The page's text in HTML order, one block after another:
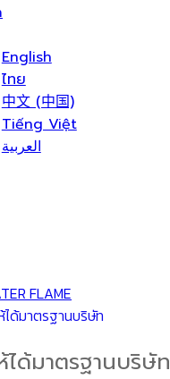
English
ไทย
中文 (中国)
Tiếng Việt
العربية
FLAME
ได้มาตรฐานบริษัท
ได้มาตรฐานบริษัท